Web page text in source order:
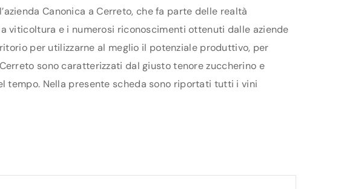
Canonica a Cerreto, che fa parte delle realtà
viticoltura e i numerosi riconoscimenti ottenuti dalle aziende
per utilizzarne al meglio il potenziale produttivo, per
sono caratterizzati dal giusto tenore zuccherino e
tempo. Nella presente scheda sono riportati tutti i vini